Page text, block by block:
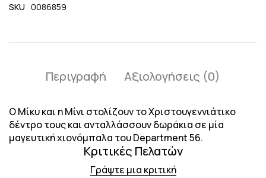
SKU 0086859
Περιγραφή Αξιολογήσεις (0)
Ο Μίκυ και η Μίνι στολίζουν το Χριστουγεννιάτικο
δέντρο τους και ανταλλάσσουν δωράκια σε μία
μαγευτική χιονόμπαλα του Department 56.
Κριτικές Πελατών
Γράψτε μια κριτική